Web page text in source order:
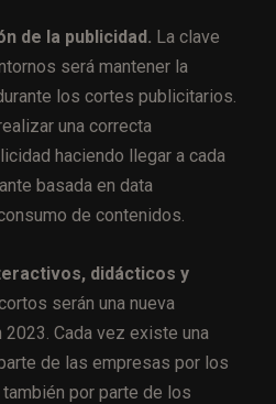
de la publicidad. La clave
será mantener la
los cortes publicitarios.
una correcta
haciendo llegar a cada
basada en data
de contenidos.
didácticos y
serán una nueva
Cada vez existe una
de las empresas por los
por parte de los